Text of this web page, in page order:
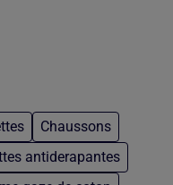
Chaussons
antiderapantes